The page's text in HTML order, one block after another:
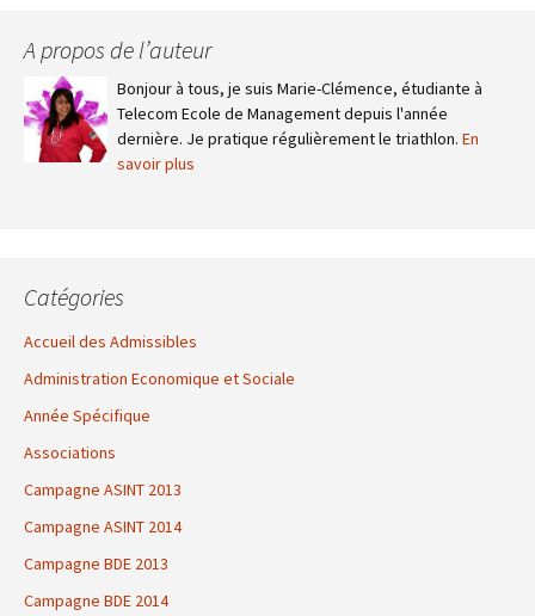
A propos de l’auteur
Bonjour à tous, je suis Marie-Clémence, étudiante à
Telecom Ecole de Management depuis l'année
dernière. Je pratique régulièrement le triathlon. En
savoir plus
Catégories
Accueil des Admissibles
Administration Economique et Sociale
Année Spécifique
Associations
Campagne ASINT 2013
Campagne ASINT 2014
Campagne BDE 2013
Campagne BDE 2014